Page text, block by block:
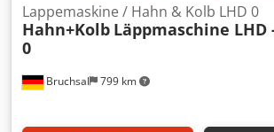
Bruchsal 799 km
Lappemaskine / Hahn & Kolb LHD 0
Hahn+Kolb Läppmaschine LHD
0